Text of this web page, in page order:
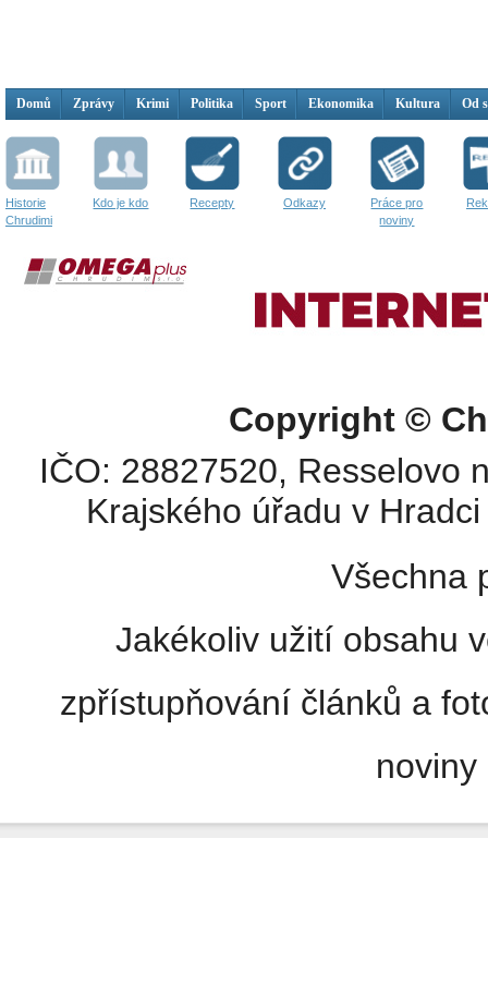
Domů Zprávy Krimi Politika Sport Ekonomika Kultura Od
Historie
Chrudimi
Kdo je kdo Recepty Odkazy
Práce pro
noviny
Copyright ©
IČO: 28827520, Resselovo
Krajského úřadu v
Všechna
Jakékoliv užití obsahu
zpřístupňování článků a